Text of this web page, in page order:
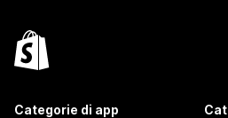
Categorie di app